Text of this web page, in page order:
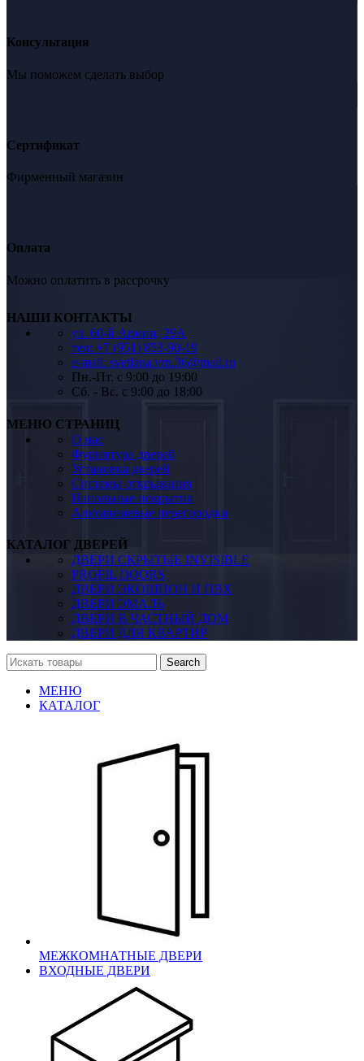
Консультация
Мы поможем сделать выбор
Сертификат
Фирменный магазин
Оплата
Можно оплатить в рассрочку
НАШИ КОНТАКТЫ
ул. 60-й Армии, 29А
тел: +7 (951) 853-90-19
e-mail: svetlana.vrn.36@mail.ru
Пн.-Пт. c 9:00 до 19:00
Сб. - Вс. c 9:00 до 18:00
МЕНЮ СТРАНИЦ
О нас
Фурнитура дверей
Установка дверей
Системы открывания
Напольные покрытия
Алюминиевые перегородки
КАТАЛОГ ДВЕРЕЙ
ДВЕРИ СКРЫТЫЕ INVISIBLE
PROFIL DOORS
ДВЕРИ ЭКОШПОН И ПВХ
ДВЕРИ ЭМАЛЬ
ДВЕРИ В ЧАСТНЫЙ ДОМ
ДВЕРИ ДЛЯ КВАРТИР
Search
МЕНЮ
КАТАЛОГ
МЕЖКОМНАТНЫЕ ДВЕРИ
ВХОДНЫЕ ДВЕРИ